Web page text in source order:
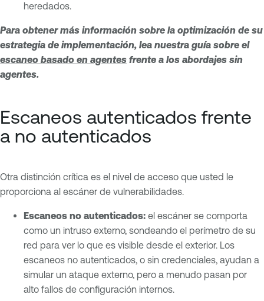
heredados.
Para obtener más información sobre la optimización de su
estrategia de implementación, lea nuestra guía sobre el
escaneo basado en agentes frente a los abordajes sin
agentes.
Escaneos autenticados frente
a no autenticados
Otra distinción crítica es el nivel de acceso que usted le
proporciona al escáner de vulnerabilidades.
Escaneos no autenticados: el escáner se comporta
como un intruso externo, sondeando el perímetro de su
red para ver lo que es visible desde el exterior. Los
escaneos no autenticados, o sin credenciales, ayudan a
simular un ataque externo, pero a menudo pasan por
alto fallos de configuración internos.